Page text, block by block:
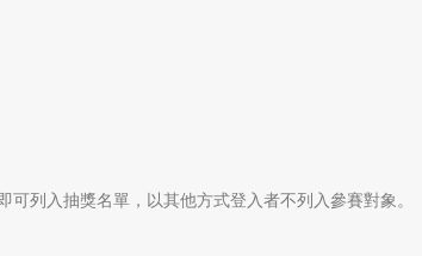
列入抽獎名單，以其他方式登入者不列入參賽對象。